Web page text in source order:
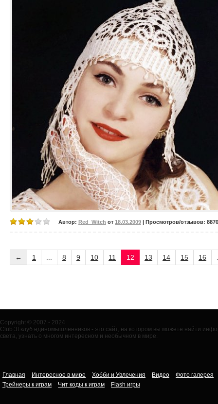
Автор: Red_Witch от 18.03.2009 | Просмотров/отзывов:
← 1 ... 8 9 10 11 12 13 14 15 16
Copyright © 2007 - 2024
Club 3t клуб единомышленников - это сайт, на котором вы можете найти
света, узнать о многом интересном и необычном в мире.
Главная Интересное в мире Хобби и Увлечения Видео
Фото галерея
Трейнеры к играм
Чит коды к играм Flash игры